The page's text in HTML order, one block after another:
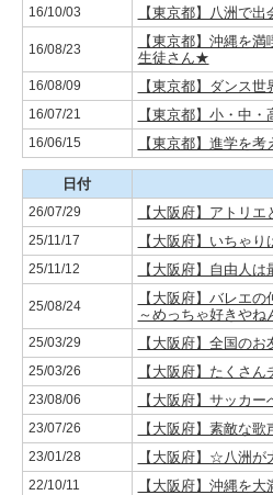
16/10/03 【東京都】八洲で
16/08/23
【東京都】沖縄を
生徒さん★
16/08/09 【東京都】ダンス
16/07/21 【東京都】小・中
16/06/15 【東京都】進学を
日付
26/07/29 【大阪府】アトリ
25/11/17 【大阪府】いちゃ
25/11/12 【大阪府】自由人は
25/08/24
【大阪府】バレエ
～めっちゃ好きやね
25/03/29 【大阪府】全国の
25/03/26 【大阪府】たくさん
23/08/06 【大阪府】サッカ
23/07/26 【大阪府】素敵な
23/01/28 【大阪府】☆八洲
22/10/11 【大阪府】沖縄を